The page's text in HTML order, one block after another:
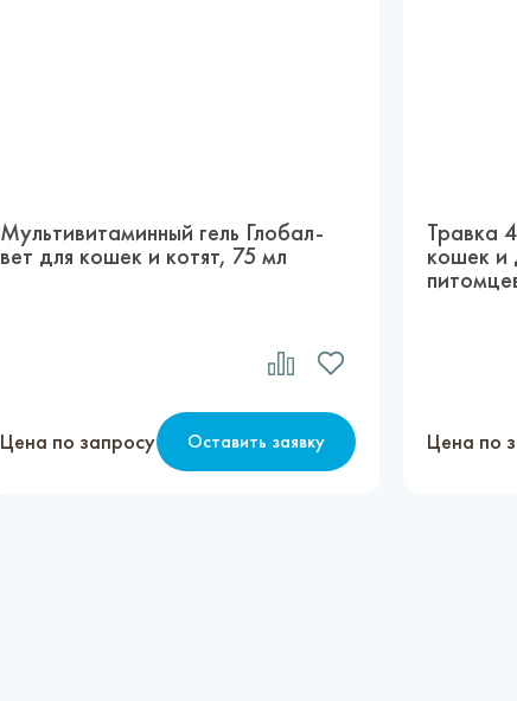
Мультивитаминный гель Глобал-
вет для кошек и котят, 75 мл
Цена по запросу Оставить заявку
Травка
кошек и
Цена по